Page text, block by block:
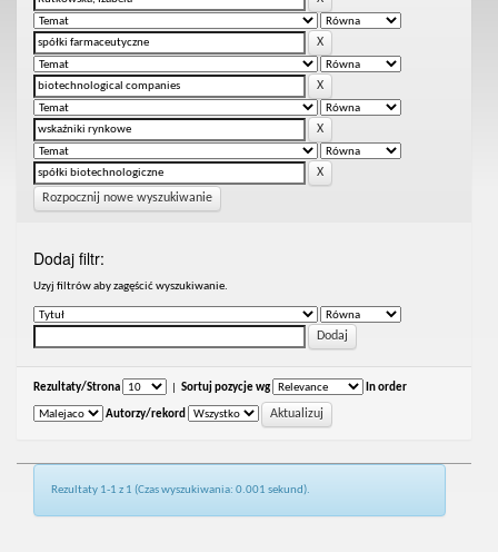
Rozpocznij nowe wyszukiwanie
Dodaj filtr:
Uzyj filtrów aby zagęścić wyszukiwanie.
Rezultaty/Strona Sortuj pozycje wg In order
Autorzy/rekord
Rezultaty 1-1 z 1 (Czas wyszukiwania: 0.001 sekund).